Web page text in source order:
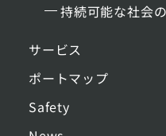
持続可能な社会
サービス
ポートマップ
Safety